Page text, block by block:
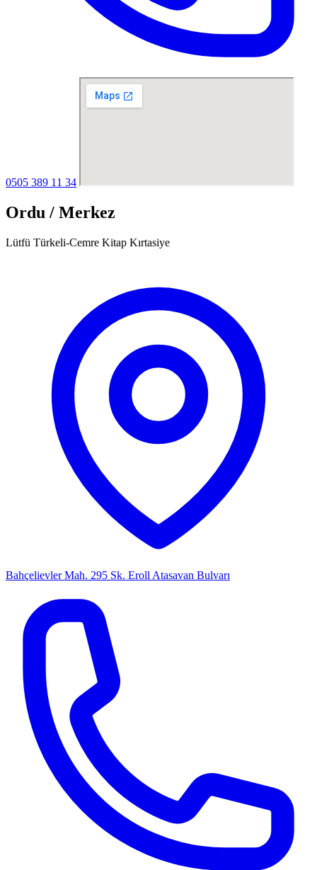
0505 389 11 34
Ordu / Merkez
Lütfü Türkeli-Cemre Kitap Kırtasiye
Bahçelievler Mah. 295 Sk. Eroll Atasavan Bulvarı